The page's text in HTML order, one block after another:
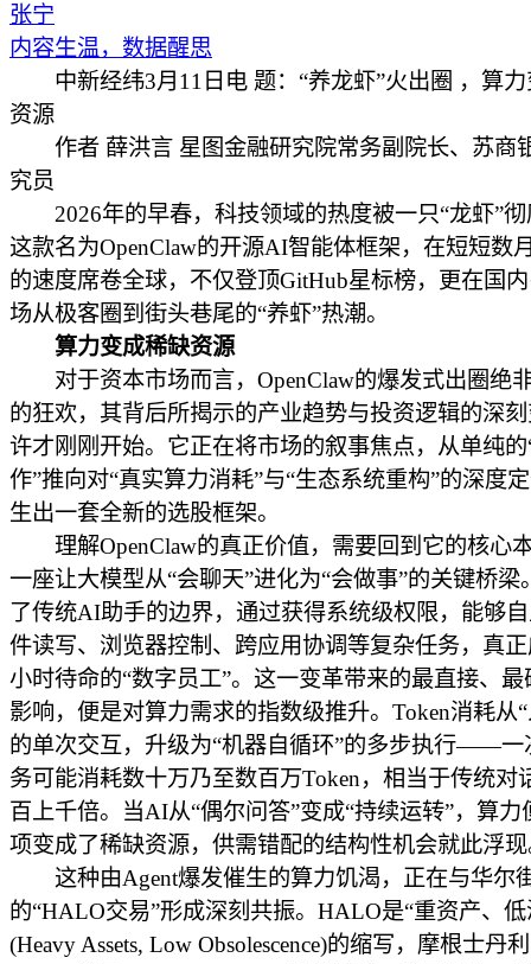
张宁
内容生温，数据醒思
中新经纬3月11日电 题：“养龙虾”火出圈 ，算力
资源
作者 薛洪言 星图金融研究院常务副院长、苏商
究员
2026年的早春，科技领域的热度被一只“龙虾”彻
这款名为OpenClaw的开源AI智能体框架，在短短数
的速度席卷全球，不仅登顶GitHub星标榜，更在国
场从极客圈到街头巷尾的“养虾”热潮。
算力变成稀缺资源
对于资本市场而言，OpenClaw的爆发式出圈绝
的狂欢，其背后所揭示的产业趋势与投资逻辑的深
许才刚刚开始。它正在将市场的叙事焦点，从单纯的
作”推向对“真实算力消耗”与“生态系统重构”的深度
生出一套全新的选股框架。
理解OpenClaw的真正价值，需要回到它的核心
一座让大模型从“会聊天”进化为“会做事”的关键桥梁
了传统AI助手的边界，通过获得系统级权限，能够
件读写、浏览器控制、跨应用协调等复杂任务，真
小时待命的“数字员工”。这一变革带来的最直接、最
影响，便是对算力需求的指数级推升。Token消耗从
的单次交互，升级为“机器自循环”的多步执行——一
务可能消耗数十万乃至数百万Token，相当于传统对
百上千倍。当AI从“偶尔问答”变成“持续运转”，算力
项变成了稀缺资源，供需错配的结构性机会就此浮
这种由Agent爆发催生的算力饥渴，正在与华尔
的“HALO交易”形成深刻共振。HALO是“重资产、低
(Heavy Assets, Low Obsolescence)的缩写，摩根士丹